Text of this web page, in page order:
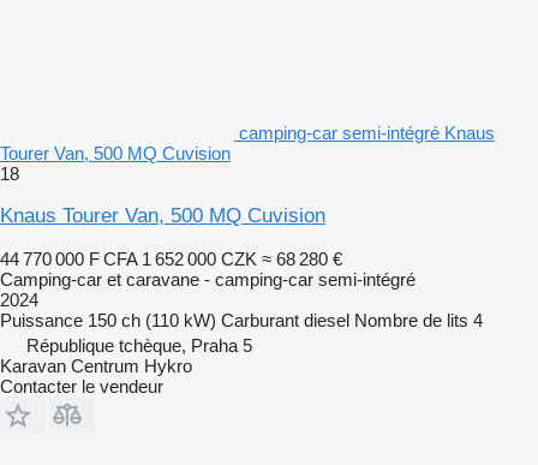
camping-car semi-intégré Knaus
Tourer Van, 500 MQ Cuvision
18
Knaus Tourer Van, 500 MQ Cuvision
44 770 000 F CFA 1 652 000 CZK ≈ 68 280 €
Camping-car et caravane - camping-car semi-intégré
2024
Puissance 150 ch (110 kW) Carburant diesel Nombre de lits 4
République tchèque, Praha 5
Karavan Centrum Hykro
Contacter le vendeur